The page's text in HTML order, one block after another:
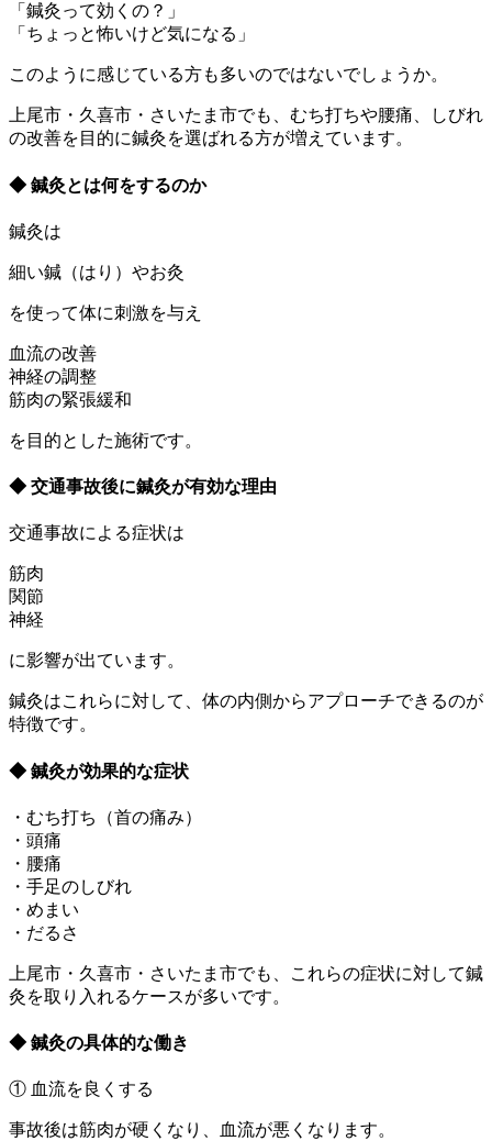
「鍼灸って効くの？」
「ちょっと怖いけど気になる」
このように感じている方も多いのではないでしょうか。
上尾市・久喜市・さいたま市でも、むち打ちや腰痛、しびれ
の改善を目的に鍼灸を選ばれる方が増えています。
◆ 鍼灸とは何をするのか
鍼灸は
細い鍼（はり）やお灸
を使って体に刺激を与え
血流の改善
神経の調整
筋肉の緊張緩和
を目的とした施術です。
◆ 交通事故後に鍼灸が有効な理由
交通事故による症状は
筋肉
関節
神経
に影響が出ています。
鍼灸はこれらに対して、体の内側からアプローチできるのが
特徴です。
◆ 鍼灸が効果的な症状
・むち打ち（首の痛み）
・頭痛
・腰痛
・手足のしびれ
・めまい
・だるさ
上尾市・久喜市・さいたま市でも、これらの症状に対して鍼
灸を取り入れるケースが多いです。
◆ 鍼灸の具体的な働き
① 血流を良くする
事故後は筋肉が硬くなり、血流が悪くなります。